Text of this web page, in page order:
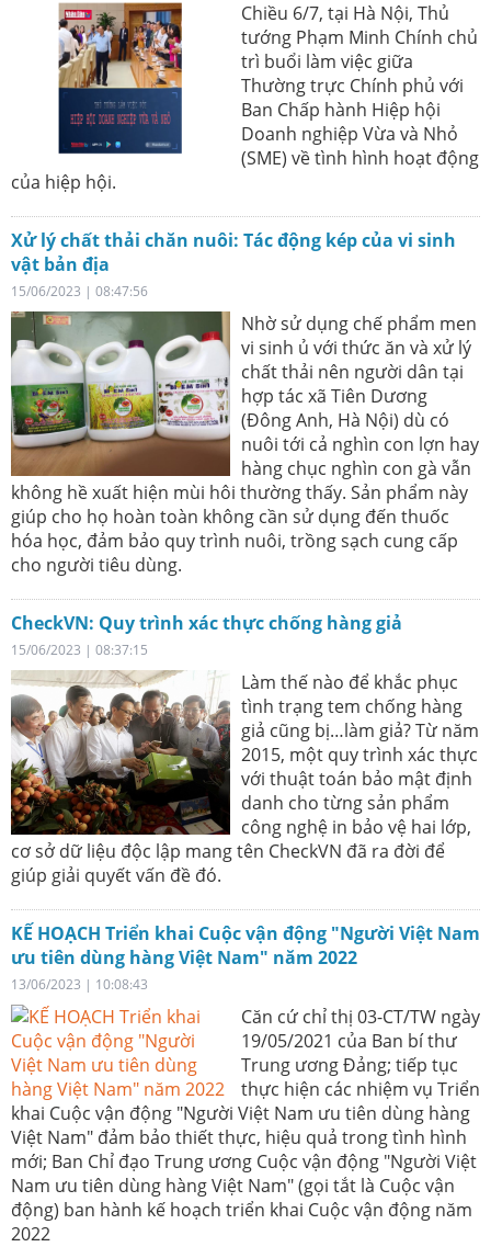
Chiều 6/7, tại Hà Nội, Thủ
tướng Phạm Minh Chính chủ
trì buổi làm việc giữa
Thường trực Chính phủ với
Ban Chấp hành Hiệp hội
Doanh nghiệp Vừa và Nhỏ
(SME) về tình hình hoạt động
của hiệp hội.
Xử lý chất thải chăn nuôi: Tác động kép của vi sinh
vật bản địa
15/06/2023 | 08:47:56
Nhờ sử dụng chế phẩm men
vi sinh ủ với thức ăn và xử lý
chất thải nên người dân tại
hợp tác xã Tiên Dương
(Đông Anh, Hà Nội) dù có
nuôi tới cả nghìn con lợn hay
hàng chục nghìn con gà vẫn
không hề xuất hiện mùi hôi thường thấy. Sản phẩm này
giúp cho họ hoàn toàn không cần sử dụng đến thuốc
hóa học, đảm bảo quy trình nuôi, trồng sạch cung cấp
cho người tiêu dùng.
CheckVN: Quy trình xác thực chống hàng giả
15/06/2023 | 08:37:15
Làm thế nào để khắc phục
tình trạng tem chống hàng
giả cũng bị…làm giả? Từ năm
2015, một quy trình xác thực
với thuật toán bảo mật định
danh cho từng sản phẩm
công nghệ in bảo vệ hai lớp,
cơ sở dữ liệu độc lập mang tên CheckVN đã ra đời để
giúp giải quyết vấn đề đó.
KẾ HOẠCH Triển khai Cuộc vận động "Người Việt Nam
ưu tiên dùng hàng Việt Nam" năm 2022
13/06/2023 | 10:08:43
Căn cứ chỉ thị 03-CT/TW ngày
19/05/2021 của Ban bí thư
Trung ương Đảng; tiếp tục
thực hiện các nhiệm vụ Triển
khai Cuộc vận động "Người Việt Nam ưu tiên dùng hàng
Việt Nam" đảm bảo thiết thực, hiệu quả trong tình hình
mới; Ban Chỉ đạo Trung ương Cuộc vận động "Người Việt
Nam ưu tiên dùng hàng Việt Nam" (gọi tắt là Cuộc vận
động) ban hành kế hoạch triển khai Cuộc vận động năm
2022